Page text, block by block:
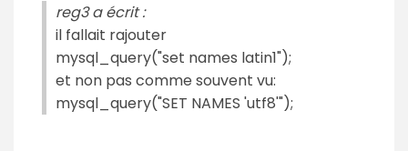
reg3 a écrit :
il fallait rajouter
mysql_query("set names latin1");
et non pas comme souvent vu:
mysql_query("SET NAMES 'utf8'");